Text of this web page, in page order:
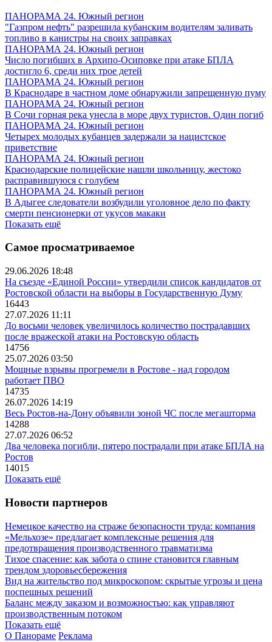
ПАНОРАМА 24. Южный регион
"Газпром нефть" разрешила кубанским водителям заливать
топливо в канистры на своих заправках
ПАНОРАМА 24. Южный регион
Число погибших в Архипо-Осиповке при атаке БПЛА
достигло 6, среди них трое детей
ПАНОРАМА 24. Южный регион
В Краснодаре в частном доме обнаружили запрещенную пуму
ПАНОРАМА 24. Южный регион
В Сочи горная река унесла в море двух туристов. Один погиб
ПАНОРАМА 24. Южный регион
Четырех молодых кубанцев задержали за нацистское
приветствие
ПАНОРАМА 24. Южный регион
Краснодарские полицейские нашли школьницу, жестоко
расправившуюся с голубем
ПАНОРАМА 24. Южный регион
В Адыгее следователи возбудили уголовное дело по факту
смерти пенсионерки от укусов макаки
Показать ещё
Самое просматриваемое
29.06.2026 18:48
На съезде «Единой России» утвердили список кандидатов от
Ростовской области на выборы в Государственную Думу
16443
27.07.2026 11:11
До восьми человек увеличилось количество пострадавших
после вражеской атаки на Ростовскую область
14756
25.07.2026 03:50
Мощные взрывы прогремели в Ростове - над городом
работает ПВО
14735
26.07.2026 14:19
Весь Ростов-на-Дону объявили зоной ЧС после мегашторма
14288
27.07.2026 06:52
Два человека погибли, пятеро пострадали при атаке БПЛА на
Ростов
14015
Показать ещё
Новости партнеров
Немецкое качество на страже безопасности труда: компания
«Мельхозе» предлагает комплексные решения для
предотвращения производственного травматизма
Тихое спасение: как забота о спине становится главным
трендом здоровьесбережения
Вид на жительство под микроскопом: скрытые угрозы и цена
поспешных решений
Баланс между заказом и возможностью: как управляют
производственным потоком
Показать ещё
О Панораме Реклама